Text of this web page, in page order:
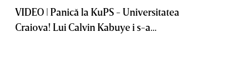
VIDEO | Panică la KuPS - Universitatea
Craiova! Lui Calvin Kabuye i s-a...